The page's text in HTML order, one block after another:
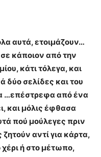
αυτά, ετοιμάζουν…
κάποιον από την
κάτι τόλεγα, και
δύο σελίδες και του
…επέστρεφα από ένα
και μόλις έφθασα
πού μούλεγες πριν
αντί για κάρτα,
ή στο μέτωπο,